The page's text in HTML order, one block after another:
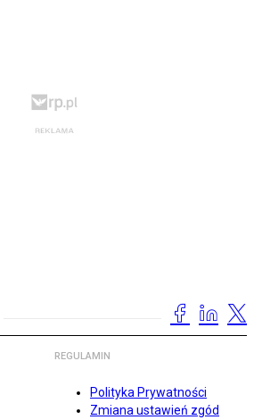
REGULAMIN
Polityka Prywatności
Zmiana ustawień zgód